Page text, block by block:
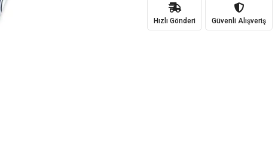
Hızlı Gönderi Güvenli Alışveriş